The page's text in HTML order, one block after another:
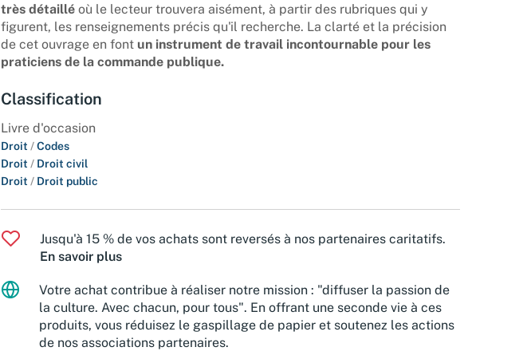
très détaillé où le lecteur trouvera aisément, à partir des rubriques qui y
figurent, les renseignements précis qu'il recherche. La clarté et la précision
de cet ouvrage en font un instrument de travail incontournable pour les
praticiens de la commande publique.
Classification
Livre d'occasion
Droit /Codes
Droit / Droit civil
Droit / Droit public
Jusqu'à 15 % de vos achats sont reversés à nos partenaires caritatifs.
En savoir plus
Votre achat contribue à réaliser notre mission : "diffuser la passion de
la culture. Avec chacun, pour tous". En offrant une seconde vie à ces
produits, vous réduisez le gaspillage de papier et soutenez les actions
de nos associations partenaires.